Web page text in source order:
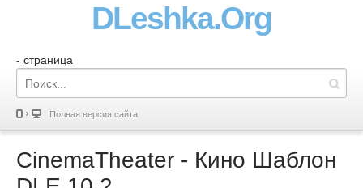
DLeshka.Org
- страница
Полная версия сайта
CinemaTheater - Кино Шаблон